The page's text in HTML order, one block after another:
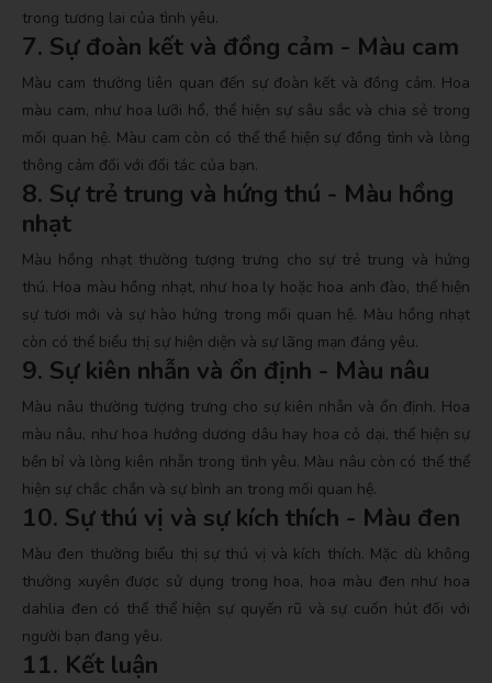
trong tương lai của tình yêu.
7. Sự đoàn kết và đồng cảm - Màu cam
Màu cam thường liên quan đến sự đoàn kết và đồng cảm. Hoa
màu cam, như hoa lưỡi hổ, thể hiện sự sâu sắc và chia sẻ trong
mối quan hệ. Màu cam còn có thể thể hiện sự đồng tình và lòng
thông cảm đối với đối tác của bạn.
8. Sự trẻ trung và hứng thú - Màu hồng
nhạt
Màu hồng nhạt thường tượng trưng cho sự trẻ trung và hứng
thú. Hoa màu hồng nhạt, như hoa ly hoặc hoa anh đào, thể hiện
sự tươi mới và sự hào hứng trong mối quan hệ. Màu hồng nhạt
còn có thể biểu thị sự hiện diện và sự lãng mạn đáng yêu.
9. Sự kiên nhẫn và ổn định - Màu nâu
Màu nâu thường tượng trưng cho sự kiên nhẫn và ổn định. Hoa
màu nâu, như hoa hướng dương dâu hay hoa cỏ dại, thể hiện sự
bền bỉ và lòng kiên nhẫn trong tình yêu. Màu nâu còn có thể thể
hiện sự chắc chắn và sự bình an trong mối quan hệ.
10. Sự thú vị và sự kích thích - Màu đen
Màu đen thường biểu thị sự thú vị và kích thích. Mặc dù không
thường xuyên được sử dụng trong hoa, hoa màu đen như hoa
dahlia đen có thể thể hiện sự quyến rũ và sự cuốn hút đối với
người bạn đang yêu.
11. Kết luận